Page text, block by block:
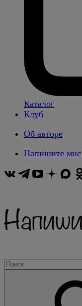
Каталог
Клуб
Об авторе
Напишите мне